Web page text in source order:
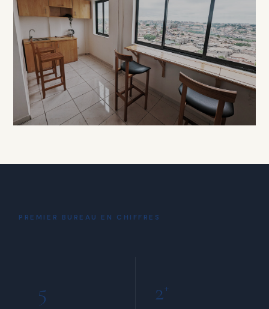
Salle de
Réunion
À PARTIR DE 15 000 FCFA / HEURE
Coin Café
INCLUS POUR TOUS LES MEMBRES
PREMIER BUREAU EN CHIFFRES
5 2+